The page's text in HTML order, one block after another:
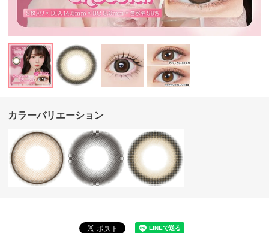
カラーバリエーション